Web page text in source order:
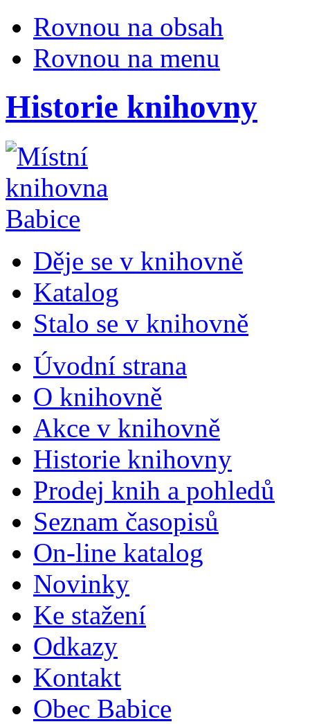
Rovnou na obsah
Rovnou na menu
Historie knihovny
Děje se v knihovně
Katalog
Stalo se v knihovně
Úvodní strana
O knihovně
Akce v knihovně
Historie knihovny
Prodej knih a pohledů
Seznam časopisů
On-line katalog
Novinky
Ke stažení
Odkazy
Kontakt
Obec Babice